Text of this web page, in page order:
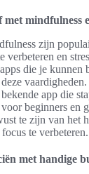
mindfulness
zijn
verbeteren en
die je kunnen
vaardigheden.
app die
beginners en
te zijn van het
te verbeteren.
met handige